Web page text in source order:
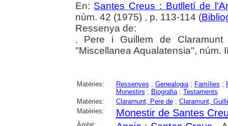
En: Santes Creus : Butlletí de
núm. 42 (1975) , p. 113-114 (
Ressenya de:
. Pere i Guillem de
"Miscellanea Aqualatensia", núm.
Matèries: Ressenyes ; Genealogia; Famílies ;
Monestirs ; Biografia; Testaments
Matèries:
Claramunt, Pere de; Claramunt,
Matèries:
Monestir de Santes